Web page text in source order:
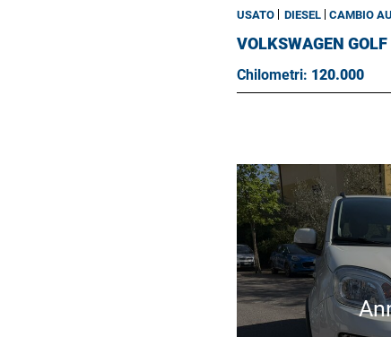
USATO DIESEL CAMBIO
VOLKSWAGEN GOLF
Chilometri: 120.000